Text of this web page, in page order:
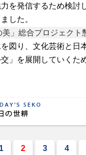
を発信するため検討
した。
美」総合プロジェクト
図り、文化芸術と日
交」を展開していくた
1 2 3 4